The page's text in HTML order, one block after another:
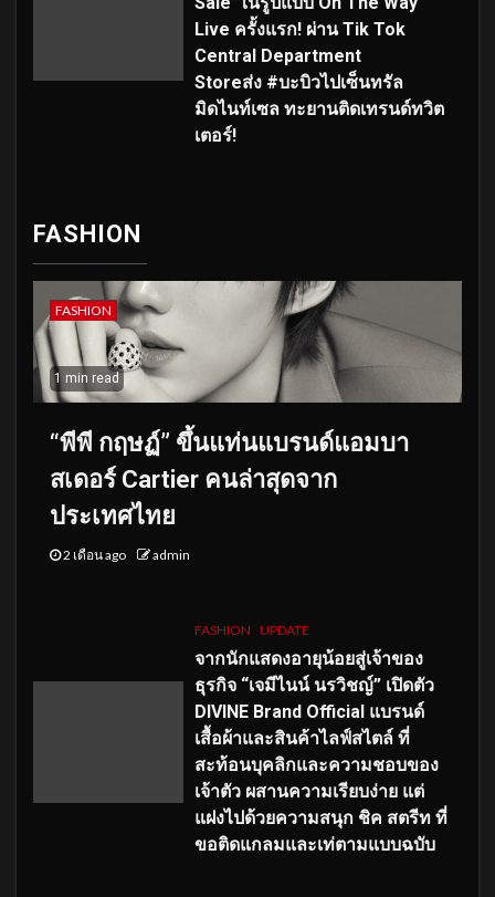
Live ครั้งแรก! ผ่าน Tik Tok
Central Department
Storeส่ง #บะบิวไปเซ็นทรัล
มิดไนท์เซล ทะยานติดเทรนด์ทวิต
เตอร์!
FASHION
FASHION
1 min read
“พีพี กฤษฏ์” ขึ้นแท่นแบรนด์แอมบา
สเดอร์ Cartier คนล่าสุดจาก
ประเทศไทย
2 เดือน ago admin
FASHION UPDATE
จากนักแสดงอายุน้อยสู่เจ้าของ
ธุรกิจ “เจมีไนน์ นรวิชญ์” เปิดตัว
DIVINE Brand Official แบรนด์
เสื้อผ้าและสินค้าไลฟ์สไตล์ ที่
สะท้อนบุคลิกและความชอบของ
เจ้าตัว ผสานความเรียบง่าย แต่
แฝงไปด้วยความสนุก ชิค สตรีท ที่
ขอติดแกลมและเท่ตามแบบฉบับ